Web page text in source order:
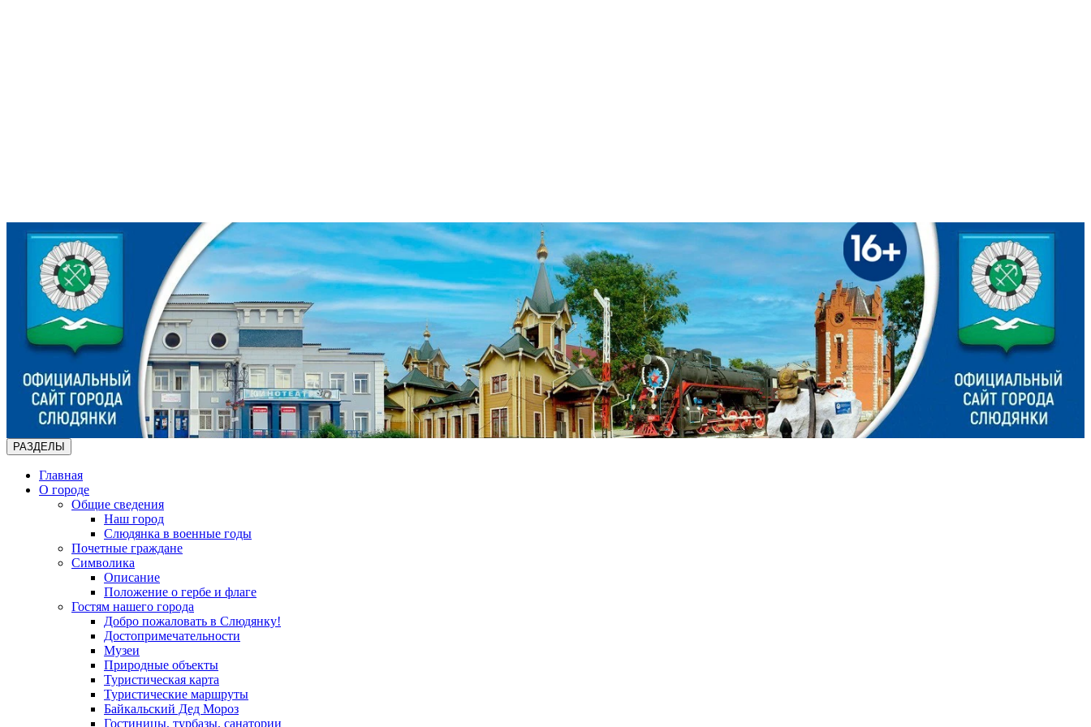
РАЗДЕЛЫ
Главная
О городе
Общие сведения
Наш город
Слюдянка в военные годы
Почетные граждане
Символика
Описание
Положение о гербе и флаге
Гостям нашего города
Добро пожаловать в Слюдянку!
Достопримечательности
Музеи
Природные объекты
Туристическая карта
Туристические маршруты
Байкальский Дед Мороз
Гостиницы, турбазы, санатории